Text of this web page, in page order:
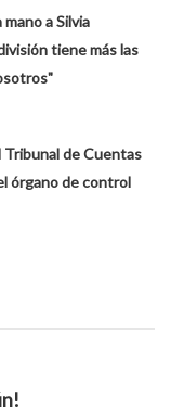
a Silvia
tiene más las
Tribunal de Cuentas
órgano de control